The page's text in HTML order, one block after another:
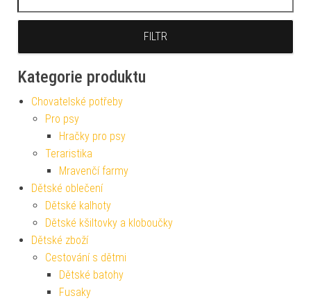
FILTR
Kategorie produktu
Chovatelské potřeby
Pro psy
Hračky pro psy
Teraristika
Mravenčí farmy
Dětské oblečení
Dětské kalhoty
Dětské kšiltovky a kloboučky
Dětské zboží
Cestování s dětmi
Dětské batohy
Fusaky